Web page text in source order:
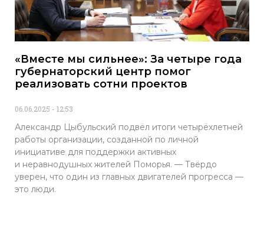
«Вместе мы сильнее»: За четыре года
губернаторский центр помог
реализовать сотни проектов
06.06.2025 12:53
Александр Цыбульский подвёл итоги четырёхлетней
работы организации, созданной по личной
инициативе для поддержки активных
и неравнодушных жителей Поморья. — Твёрдо
уверен, что один из главных двигателей прогресса —
это люди.